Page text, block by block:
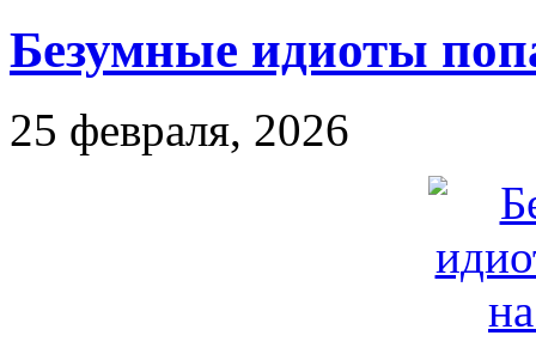
Безумные идиоты
25 февраля, 2026